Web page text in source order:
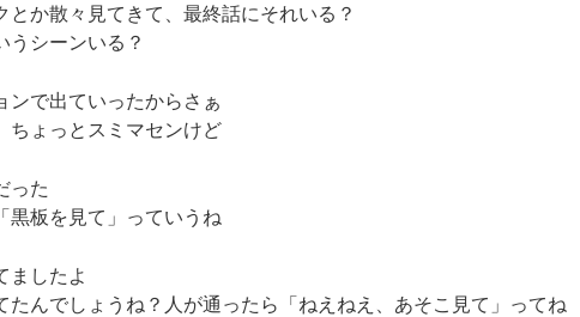
か散々見てきて、最終話にそれいる？
シーンいる？
で出ていったからさぁ
ょっとスミマセンけど
った
「黒板を見て」 っていうね
ましたよ
んでしょうね？人が通ったら「ねえねえ、あそこ見て」ってね